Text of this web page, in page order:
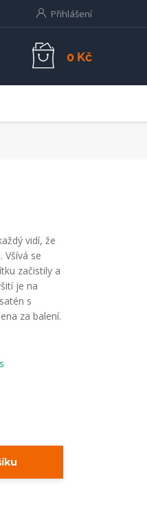
Přihlášení
0 Kč
vidí, že
Všívá se
začistily a
je na
s
za balení.